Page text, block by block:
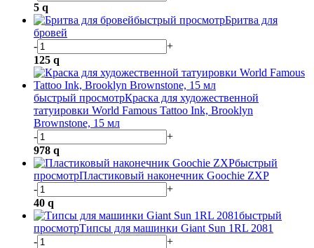
5 q
быстрый просмотрБритва для
бровей
-
+
125 q
быстрый просмотрКраска для художественной
татуировки World Famous Tattoo Ink, Brooklyn
Brownstone, 15 мл
-
+
978 q
быстрый
просмотрПластиковый наконечник Goochie ZXP
-
+
40 q
быстрый
просмотрТипсы для машинки Giant Sun 1RL 2081
-
+